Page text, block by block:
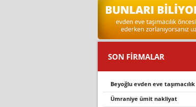
SON FİRMALAR
beyoğlu evden eve taşımacılık
ümrani̇ye ümi̇t nakli̇yat